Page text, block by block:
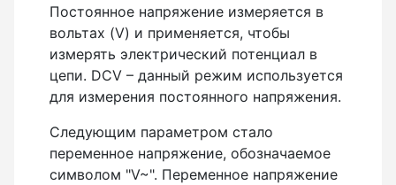
Постоянное напряжение измеряется в
вольтах (V) и применяется, чтобы
измерять электрический потенциал в
цепи. DCV – данный режим используется
для измерения постоянного напряжения.
Следующим параметром стало
переменное напряжение, обозначаемое
символом "V~". Переменное напряжение
Трассотечепоисковая техника для диагностики
неметаллических и металлических
трубопроводов